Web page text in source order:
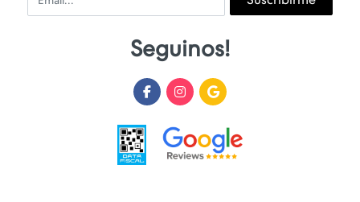
Seguinos!